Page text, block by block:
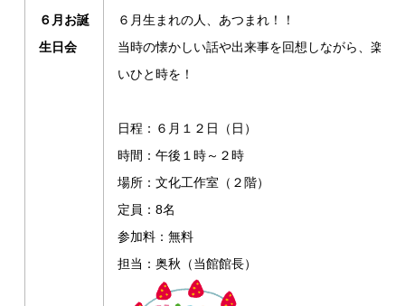
６月お誕
生日会
６月生まれの人、あつまれ！！
当時の懐かしい話や出来事を回想しながら、楽し
いひと時を！
日程：６月１２日（日）
時間：午後１時～２時
場所：文化工作室（２階）
定員：8名
参加料：無料
担当：奥秋（当館館長）